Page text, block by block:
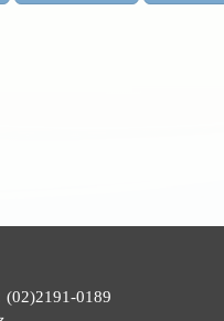
0189